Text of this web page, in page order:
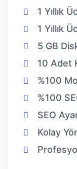
1 Yıllık
1 Yıllık
5 GB
10 Adet
%100
%100
SEO
Kolay